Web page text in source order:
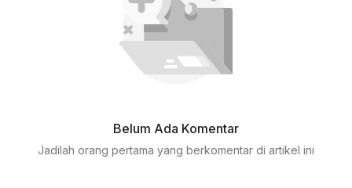
Belum Ada Komentar
Jadilah orang pertama yang berkomentar di artikel ini